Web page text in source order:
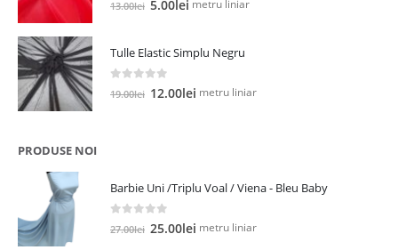
13.00lei Prețul
fost:
13.00lei.
5.00lei Prețul
5.00lei.
metru liniar
Tulle Elastic Simplu Negru
out of 5
19.00lei Prețul
12.00lei Prețul
metru liniar
PRODUSE NOI
Barbie Uni /Triplu Voal / Viena - Bleu Baby
out of 5
27.00lei Prețul
25.00lei Prețul
metru liniar